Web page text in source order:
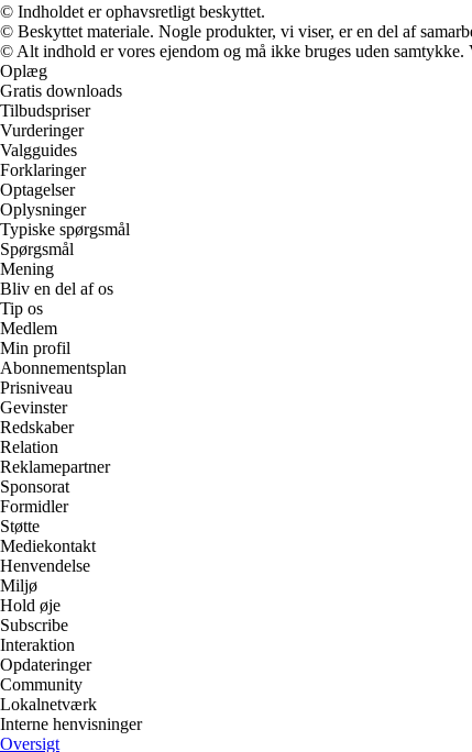
© Indholdet er ophavsretligt beskyttet.
© Beskyttet materiale. Nogle produkter, vi viser, er en del af
© Alt indhold er vores ejendom og må ikke bruges uden
Oplæg
Gratis downloads
Tilbudspriser
Vurderinger
Valgguides
Forklaringer
Optagelser
Oplysninger
Typiske spørgsmål
Spørgsmål
Mening
Bliv en del af os
Tip os
Medlem
Min profil
Abonnementsplan
Prisniveau
Gevinster
Redskaber
Relation
Reklamepartner
Sponsorat
Formidler
Støtte
Mediekontakt
Henvendelse
Miljø
Hold øje
Subscribe
Interaktion
Opdateringer
Community
Lokalnetværk
Interne henvisninger
Oversigt